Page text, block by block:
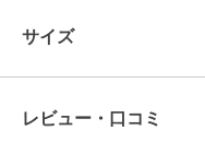
【透け感】なし
【伸縮性】あり
サイズ
レビュー・口コミ